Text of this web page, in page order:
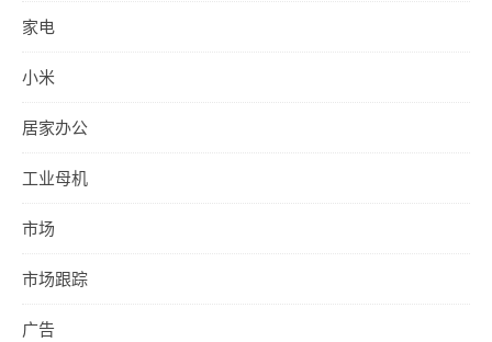
家电
小米
居家办公
工业母机
市场
市场跟踪
广告